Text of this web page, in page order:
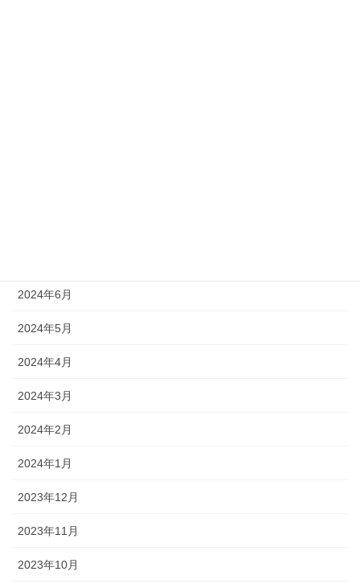
2024年6月
2024年5月
2024年4月
2024年3月
2024年2月
2024年1月
2023年12月
2023年11月
2023年10月